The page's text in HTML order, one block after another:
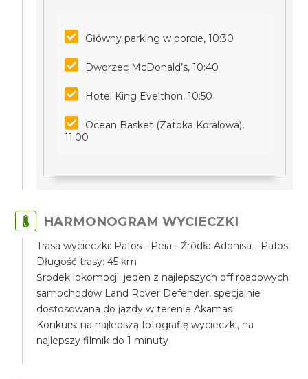
Główny parking w porcie, 10:30
Dworzec McDonald’s, 10:40
Hotel King Evelthon, 10:50
Ocean Basket (Zatoka Koralowa),
11:00
HARMONOGRAM WYCIECZKI
Trasa wycieczki: Pafos - Peia - Źródła Adonisa - Pafos
Długość trasy: 45 km
Środek lokomocji: jeden z najlepszych off roadowych
samochodów Land Rover Defender, specjalnie
dostosowana do jazdy w terenie Akamas
Konkurs: na najlepszą fotografię wycieczki, na
najlepszy filmik do 1 minuty